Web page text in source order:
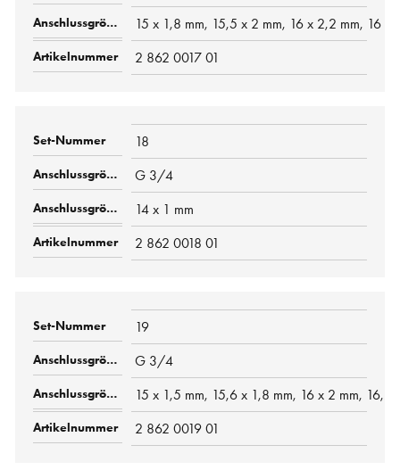
15 x 1,8 mm, 15,5 x 2 mm, 16 x 2,2 mm, 16
2 862 0017 01
18
G 3/4
14 x 1 mm
2 862 0018 01
19
G 3/4
15 x 1,5 mm, 15,6 x 1,8 mm, 16 x 2 mm,
2 862 0019 01